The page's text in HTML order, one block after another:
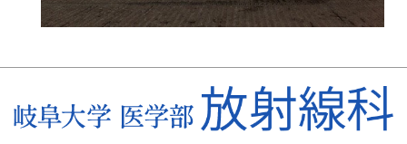
ページトップ